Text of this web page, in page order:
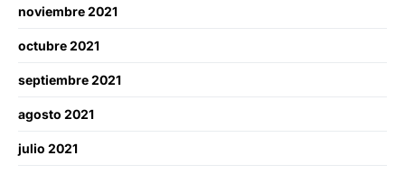
noviembre 2021
octubre 2021
septiembre 2021
agosto 2021
julio 2021